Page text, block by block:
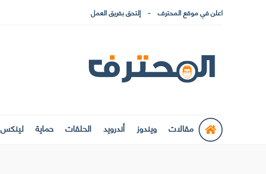
اعلن في موقع المحترف إلتحق بفريق العمل
مقالات ويندوز أندرويد الحلقات حماية لينكس